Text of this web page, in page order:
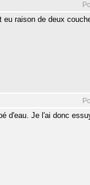
raison de deux
d'eau. Je l'ai donc